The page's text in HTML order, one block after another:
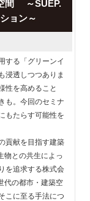
間 ～SUEP.
ョン～
する「グリーンイ
浸透しつつありま
性を高めること
も。今回のセミナ
もたらす可能性を
貢献を目指す建築
物との共生によっ
を追求する株式会
代の都市・建築空
こに至る手法につ